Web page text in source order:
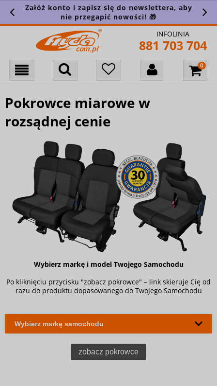
Załóż konto i zapisz się do newslettera, aby
nie przegapić nowości! 🎁
INFOLINIA
881 703 704
Pokrowce miarowe w
rozsądnej cenie
Wybierz markę i model Twojego Samochodu
Po kliknięciu przycisku "zobacz pokrowce" – link skieruje Cię od
razu do produktu dopasowanego do Twojego Samochodu
zobacz pokrowce